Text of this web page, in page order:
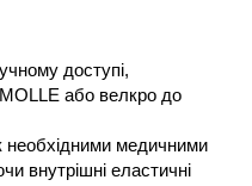
доступі,
або велкро до
необхідними медичними
внутрішні еластичні